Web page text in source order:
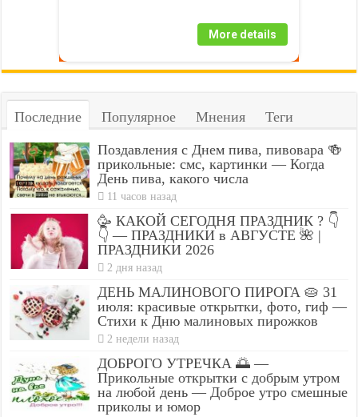
More details
Последние Популярное Мнения Теги
Поздавления с Днем пива, пивовара 🍻
прикольные: смс, картинки — Когда
День пива, какого числа
11 часов назад
🥳 КАКОЙ СЕГОДНЯ ПРАЗДНИК ? 👇
👇 — ПРАЗДНИКИ в АВГУСТЕ 🌺 |
ПРАЗДНИКИ 2026
2 дня назад
ДЕНЬ МАЛИНОВОГО ПИРОГА 🥧 31
июля: красивые открытки, фото, гиф —
Стихи к Дню малиновых пирожков
2 недели назад
ДОБРОГО УТРЕЧКА 🌅 —
Прикольные открытки с добрым утром
на любой день — Доброе утро смешные
приколы и юмор